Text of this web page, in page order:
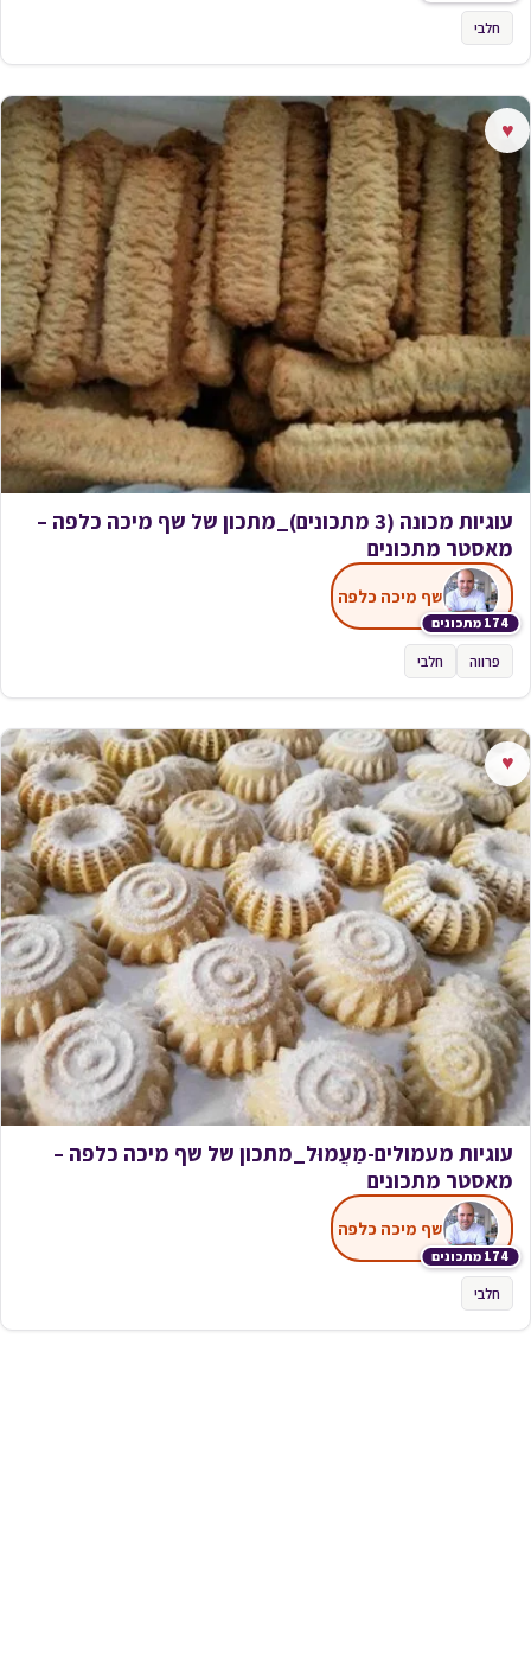
חלבי
♥
עוגיות מכונה (3 מתכונים)_מתכון של שף מיכה כלפה –
מאסטר מתכונים
174 מתכונים
שף מיכה כלפה
פרווה חלבי
♥
עוגיות מעמולים-מַעֲמוּל_מתכון של שף מיכה כלפה –
מאסטר מתכונים
174 מתכונים
שף מיכה כלפה
חלבי